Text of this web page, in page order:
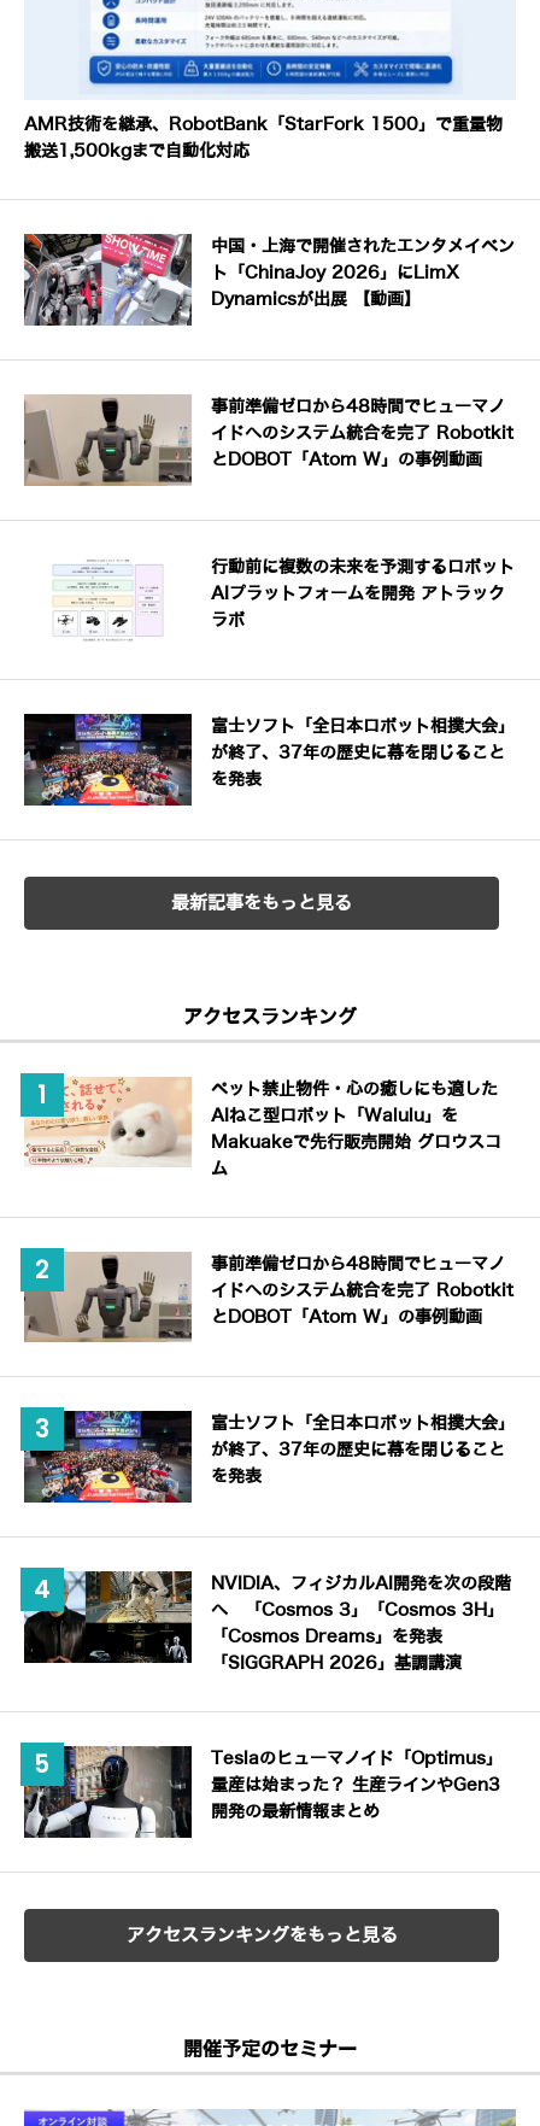
AMR技術を継承、RobotBank「StarFork 1500」で重量物
搬送1,500kgまで自動化対応
中国・上海で開催されたエンタメイベン
ト「ChinaJoy 2026」にLimX
Dynamicsが出展 【動画】
事前準備ゼロから48時間でヒューマノ
イドへのシステム統合を完了 Robotkit
とDOBOT「Atom W」の事例動画
行動前に複数の未来を予測するロボット
AIプラットフォームを開発 アトラック
ラボ
富士ソフト「全日本ロボット相撲大会」
が終了、37年の歴史に幕を閉じること
を発表
最新記事をもっと見る
アクセスランキング
ペット禁止物件・心の癒しにも適した
AIねこ型ロボット「Walulu」を
Makuakeで先行販売開始 グロウスコ
ム
事前準備ゼロから48時間でヒューマノ
イドへのシステム統合を完了 Robotkit
とDOBOT「Atom W」の事例動画
富士ソフト「全日本ロボット相撲大会」
が終了、37年の歴史に幕を閉じること
を発表
NVIDIA、フィジカルAI開発を次の段階
へ 「Cosmos 3」「Cosmos 3H」
「Cosmos Dreams」を発表
「SIGGRAPH 2026」基調講演
Teslaのヒューマノイド「Optimus」
量産は始まった？ 生産ラインやGen3
開発の最新情報まとめ
アクセスランキングをもっと見る
開催予定のセミナー